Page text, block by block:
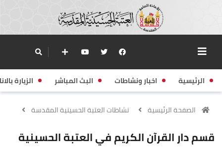
الرئيسية اخبار ونشاطات البث المباشر الزيارة
الصفحة الرئيسية نشاطات العتبة الحسينية المقدسة
قسم دار القرآن الكريم في العتبة الحسينية